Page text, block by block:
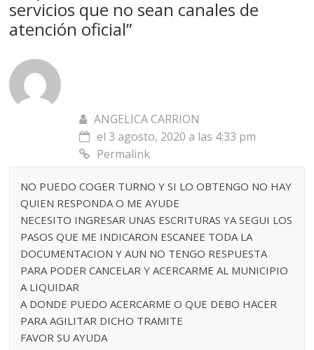
servicios que no sean canales de
atención oficial”
ANGELICA CARRION
el 3 agosto, 2020 a las 4:33 pm
Permalink
NO PUEDO COGER TURNO Y SI LO OBTENGO NO HAY
QUIEN RESPONDA O ME AYUDE
NECESITO INGRESAR UNAS ESCRITURAS YA SEGUI LOS
PASOS QUE ME INDICARON ESCANEE TODA LA
DOCUMENTACION Y AUN NO TENGO RESPUESTA
PARA PODER CANCELAR Y ACERCARME AL MUNICIPIO
A LIQUIDAR
A DONDE PUEDO ACERCARME O QUE DEBO HACER
PARA AGILITAR DICHO TRAMITE
FAVOR SU AYUDA